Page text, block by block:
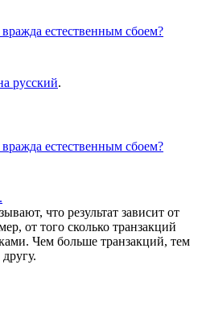
естественным сбоем?
русский.
естественным сбоем?
что результат зависит от
от того сколько транзакций
Чем больше транзакций, тем